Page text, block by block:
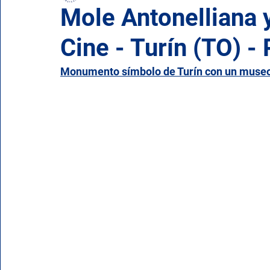
Campania Emilia Romaña Friuli-Venecia
Mole Antonelliana
Cine - Turín (TO) -
Monumento símbolo de Turín con un